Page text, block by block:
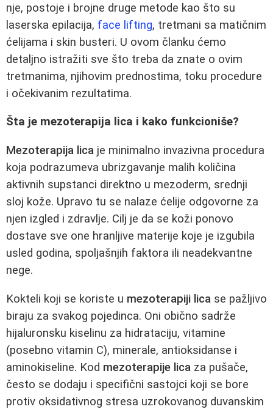
nje, postoje i brojne druge metode kao što su
laserska epilacija, face lifting, tretmani sa matičnim
ćelijama i skin busteri. U ovom članku ćemo
detaljno istražiti sve što treba da znate o ovim
tretmanima, njihovim prednostima, toku procedure
i očekivanim rezultatima.
Šta je mezoterapija lica i kako funkcioniše?
Mezoterapija lica je minimalno invazivna procedura
koja podrazumeva ubrizgavanje malih količina
aktivnih supstanci direktno u mezoderm, srednji
sloj kože. Upravo tu se nalaze ćelije odgovorne za
njen izgled i zdravlje. Cilj je da se koži ponovo
dostave sve one hranljive materije koje je izgubila
usled godina, spoljašnjih faktora ili neadekvantne
nege.
Kokteli koji se koriste u mezoterapiji lica se pažljivo
biraju za svakog pojedinca. Oni obično sadrže
hijaluronsku kiselinu za hidrataciju, vitamine
(posebno vitamin C), minerale, antioksidanse i
aminokiseline. Kod mezoterapije lica za pušače,
često se dodaju i specifični sastojci koji se bore
protiv oksidativnog stresa uzrokovanog duvanskim